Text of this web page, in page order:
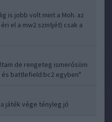
is jobb volt mint a Moh. az
el a mw2 szintjét) csak a
de rengeteg ismerősöm
battlefield:bc2 egyben"
játék vége tényleg jó